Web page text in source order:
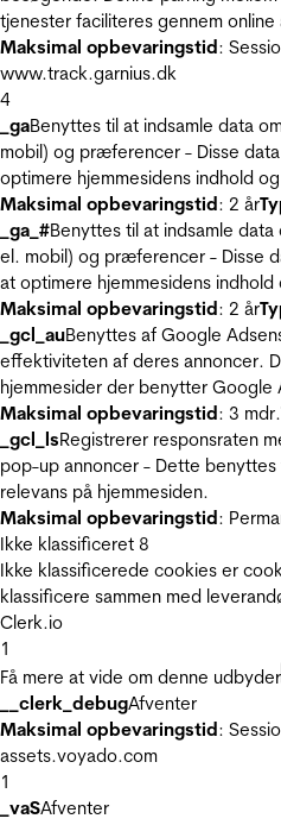
tjenester faciliteres gennem
Maksimal opbevaringstid:
www.track.garnius.dk
4
_gaBenyttes til at indsamle data
mobil) og præferencer - Disse
optimere hjemmesidens indhold
Maksimal opbevaringstid: 2 år
_ga_#Benyttes til at indsamle
el. mobil) og præferencer - Disse
at optimere hjemmesidens
Maksimal opbevaringstid: 2 år
_gcl_auBenyttes af Google
effektiviteten af deres annoncer.
hjemmesider der benytter Google
Maksimal opbevaringstid: 3 mdr.
_gcl_lsRegistrerer responsraten
pop-up annoncer - Dette
relevans på hjemmesiden.
Maksimal opbevaringstid:
Ikke klassificeret 8
Ikke klassificerede cookies er
klassificere sammen med
Clerk.io
1
Få mere at vide om denne udbyder
__clerk_debugAfventer
Maksimal opbevaringstid:
assets.voyado.com
1
_vaSAfventer